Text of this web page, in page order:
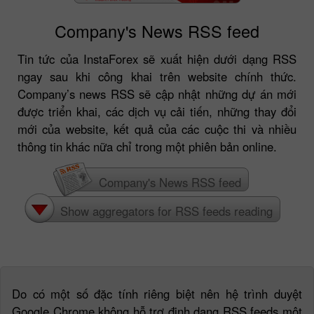
Company's News RSS feed
Tin tức của InstaForex sẽ xuất hiện dưới dạng RSS
ngay sau khi công khai trên website chính thức.
Company’s news RSS sẽ cập nhật những dự án mới
được triển khai, các dịch vụ cải tiến, những thay đổi
mới của website, kết quả của các cuộc thi và nhiều
thông tin khác nữa chỉ trong một phiên bản online.
Company's News RSS feed
Show aggregators for RSS feeds reading
Do có một số đặc tính riêng biệt nên hệ trình duyệt